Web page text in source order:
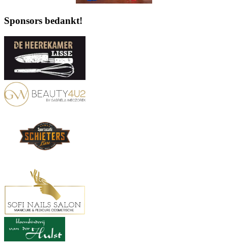
Sponsors bedankt!